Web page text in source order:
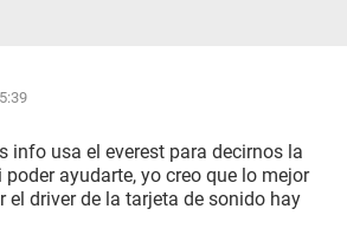
info usa el everest para decirnos la
ayudarte, yo creo que lo mejor
el driver de la tarjeta de sonido hay